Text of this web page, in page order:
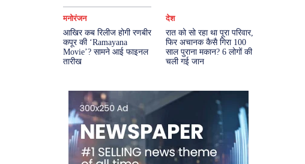
मनोरंजन
आखिर कब रिलीज होगी रणबीर
कपूर की ‘Ramayana
Movie’? सामने आई फाइनल
तारीख
देश
रात को सो रहा था पूरा परिवार,
फिर अचानक कैसै गिरा 100
साल पुराना मकान? 6 लोगों की
चली गई जान